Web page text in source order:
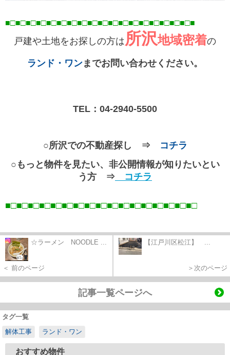
■□■□■□■□■□■□■□■□■□■□■□■□■□■□■□■□■□■□■
戸建や土地をお探しの方は所沢地域密着の
ランド・ワンまでお問い合わせください。
TEL： 04-2940-5500
○所沢での不動産探し ⇒
コチラ
○もっと物件を見たい、非公開情報が知りたいとい
う方 ⇒
コチラ
■□■□■□■□■□■□■□■□■□■□■□■□■□■□■□■□■□
☆ラーメン NOODLE ...
＜ 前のページ
【江戸川区松江】 ...
＞次のページ
記事一覧ページへ
タグ一覧
解体工事
ランド・ワン
おすすめ物件